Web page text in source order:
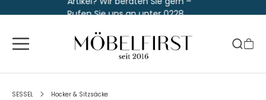
Rufen Sie uns an unter 0228
SESSEL Hocker & Sitzsäcke